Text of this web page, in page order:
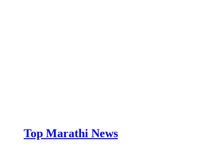
Top Marathi News